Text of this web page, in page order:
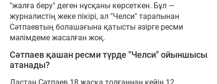
"жалға беру" деген нұсқаны көрсеткен. Бұл —
журналистің жеке пікірі, ал "Челси" тарапынан
Сәтпаевтың болашағына қатысты әзірге ресми
мәлімдеме жасалған жоқ.
Сәтпаев қашан ресми түрде "Челси" ойыншысы
атанады?